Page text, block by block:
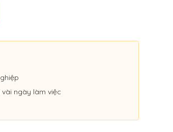
ONLINE ĐƠN GIẢN TẠI HÀ NỘI số lượng
vài ngày làm việc